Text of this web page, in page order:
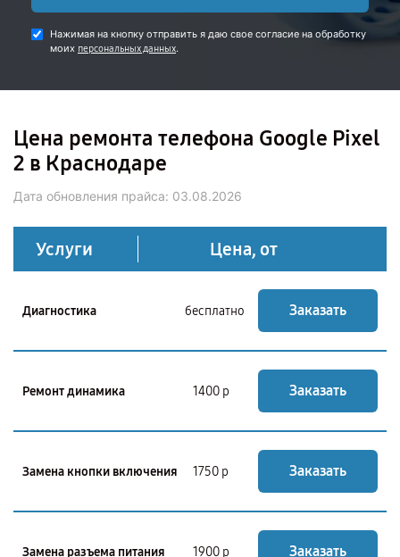
Нажимая на кнопку отправить я даю свое согласие на обработку
моих персональных данных.
Цена ремонта телефона Google Pixel
2 в Краснодаре
Дата обновления прайса: 03.08.2026
Услуги Цена, от
Диагностика бесплатно Заказать
Ремонт динамика 1400 р Заказать
Замена кнопки включения 1750 р Заказать
Замена разъема питания 1900 р Заказать